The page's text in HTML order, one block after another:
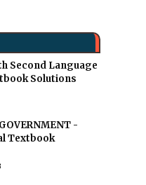
Second Language
Solutions
-
Textbook